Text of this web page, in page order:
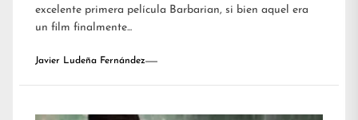
excelente primera película Barbarian, si bien aquel era
un film finalmente...
Javier Ludeña Fernández